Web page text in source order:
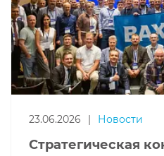
23.06.2026 Новости
Стратегическая